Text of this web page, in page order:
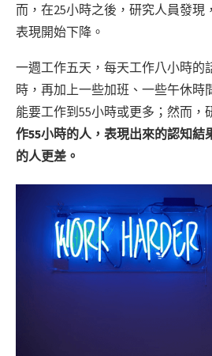
而，在25小時之後，研究人員發現
表現開始下降。
一週工作五天，每天工作八小時的
時，再加上一些加班、一些午休時
能要工作到55小時或更多；然而，
作55小時的人，表現出來的認知結
的人更差。